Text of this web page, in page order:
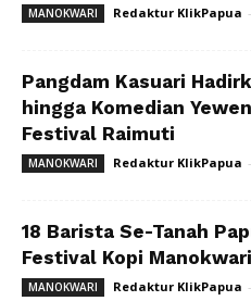
MANOKWARI Redaktur KlikPapua -
Pangdam Kasuari
hingga Komedian
Festival Raimuti
MANOKWARI Redaktur KlikPapua -
18 Barista Se-Tanah
Festival Kopi
MANOKWARI Redaktur KlikPapua -